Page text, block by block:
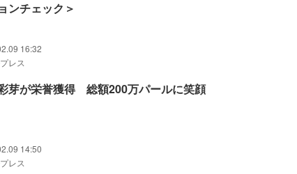
ンチェック＞
16:32
レス
芽が栄誉獲得 総額200万パールに笑顔
14:50
レス